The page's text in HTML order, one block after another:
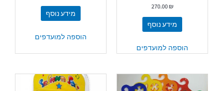
270.00₪
מידע נוסף
הוספה למועדפים
מידע נוסף
הוספה למועדפים